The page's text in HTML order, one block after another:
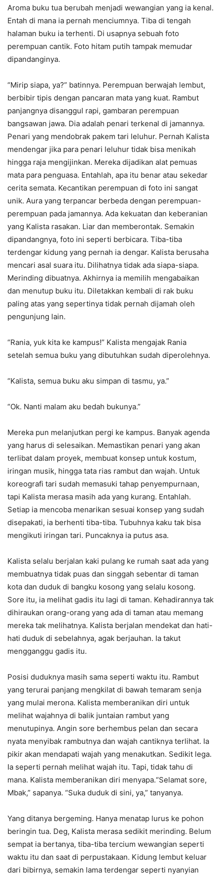
Aroma buku tua berubah menjadi wewangian yang ia kenal.
Entah di mana ia pernah menciumnya. Tiba di tengah
halaman buku ia terhenti. Di usapnya sebuah foto
perempuan cantik. Foto hitam putih tampak memudar
dipandanginya.
“Mirip siapa, ya?” batinnya. Perempuan berwajah lembut,
berbibir tipis dengan pancaran mata yang kuat. Rambut
panjangnya disanggul rapi, gambaran perempuan
bangsawan jawa. Dia adalah penari terkenal di jamannya.
Penari yang mendobrak pakem tari leluhur. Pernah Kalista
mendengar jika para penari leluhur tidak bisa menikah
hingga raja mengijinkan. Mereka dijadikan alat pemuas
mata para penguasa. Entahlah, apa itu benar atau sekedar
cerita semata. Kecantikan perempuan di foto ini sangat
unik. Aura yang terpancar berbeda dengan perempuan-
perempuan pada jamannya. Ada kekuatan dan keberanian
yang Kalista rasakan. Liar dan memberontak. Semakin
dipandangnya, foto ini seperti berbicara. Tiba-tiba
terdengar kidung yang pernah ia dengar. Kalista berusaha
mencari asal suara itu. Dilihatnya tidak ada siapa-siapa.
Merinding dibuatnya. Akhirnya ia memilih mengabaikan
dan menutup buku itu. Diletakkan kembali di rak buku
paling atas yang sepertinya tidak pernah dijamah oleh
pengunjung lain.
“Rania, yuk kita ke kampus!” Kalista mengajak Rania
setelah semua buku yang dibutuhkan sudah diperolehnya.
“Kalista, semua buku aku simpan di tasmu, ya.”
“Ok. Nanti malam aku bedah bukunya.”
Mereka pun melanjutkan pergi ke kampus. Banyak agenda
yang harus di selesaikan. Memastikan penari yang akan
terlibat dalam proyek, membuat konsep untuk kostum,
iringan musik, hingga tata rias rambut dan wajah. Untuk
koreografi tari sudah memasuki tahap penyempurnaan,
tapi Kalista merasa masih ada yang kurang. Entahlah.
Setiap ia mencoba menarikan sesuai konsep yang sudah
disepakati, ia berhenti tiba-tiba. Tubuhnya kaku tak bisa
mengikuti iringan tari. Puncaknya ia putus asa.
Kalista selalu berjalan kaki pulang ke rumah saat ada yang
membuatnya tidak puas dan singgah sebentar di taman
kota dan duduk di bangku kosong yang selalu kosong.
Sore itu, ia melihat gadis itu lagi di taman. Kehadirannya tak
dihiraukan orang-orang yang ada di taman atau memang
mereka tak melihatnya. Kalista berjalan mendekat dan hati-
hati duduk di sebelahnya, agak berjauhan. Ia takut
mengganggu gadis itu.
Posisi duduknya masih sama seperti waktu itu. Rambut
yang terurai panjang mengkilat di bawah temaram senja
yang mulai merona. Kalista memberanikan diri untuk
melihat wajahnya di balik juntaian rambut yang
menutupinya. Angin sore berhembus pelan dan secara
nyata menyibak rambutnya dan wajah cantiknya terlihat. Ia
pikir akan mendapati wajah yang menakutkan. Sedikit lega.
Ia seperti pernah melihat wajah itu. Tapi, tidak tahu di
mana. Kalista memberanikan diri menyapa.“Selamat sore,
Mbak,” sapanya. “Suka duduk di sini, ya,” tanyanya.
Yang ditanya bergeming. Hanya menatap lurus ke pohon
beringin tua. Deg, Kalista merasa sedikit merinding. Belum
sempat ia bertanya, tiba-tiba tercium wewangian seperti
waktu itu dan saat di perpustakaan. Kidung lembut keluar
dari bibirnya, semakin lama terdengar seperti nyanyian